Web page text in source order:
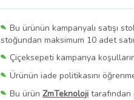
Bu ürünün kampanyalı satışı
stoğundan maksimum 10 adet
Çiçeksepeti kampanya
Ürünün iade politikasını
Bu ürün ZmTeknoloji